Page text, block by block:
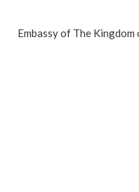
Embassy of The